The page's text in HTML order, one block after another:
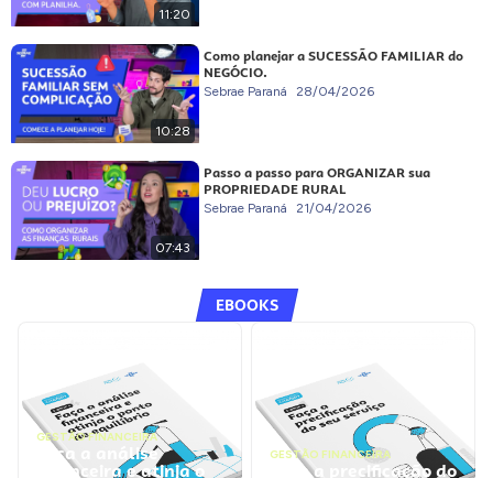
11:20
10:28
Como planejar a SUCESSÃO FAMILIAR do
NEGÓCIO.
Sebrae Paraná 28/04/2026
07:43
Passo a passo para ORGANIZAR sua
PROPRIEDADE RURAL
Sebrae Paraná 21/04/2026
EBOOKS
GESTÃO FINANCEIRA
Faça a análise
financeira e atinja o
GESTÃO FINANCEIRA
Faça a precificação do